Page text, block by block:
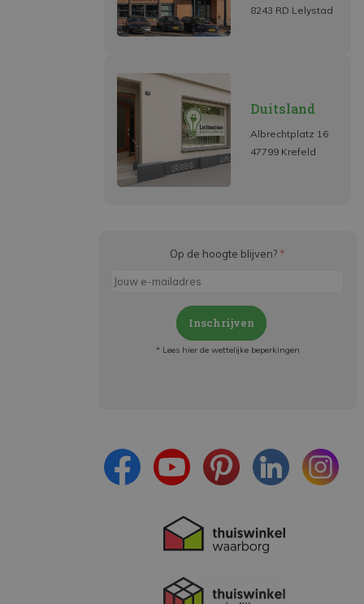
8243 RD Lelystad
Duitsland
Albrechtplatz 16
47799 Krefeld
Op de hoogte blijven? *
Inschrijven
* Lees hier de wettelijke beperkingen